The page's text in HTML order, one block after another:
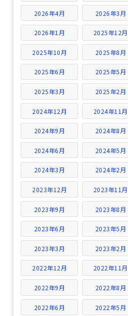
2026年4月 2026年3月
2026年1月 2025年12月
2025年10月 2025年8月
2025年6月 2025年5月
2025年3月 2025年2月
2024年12月 2024年11月
2024年9月 2024年8月
2024年6月 2024年5月
2024年3月 2024年2月
2023年12月 2023年11月
2023年9月 2023年8月
2023年6月 2023年5月
2023年3月 2023年2月
2022年12月 2022年11月
2022年9月 2022年8月
2022年6月 2022年5月